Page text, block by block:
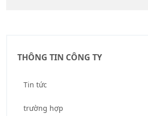
THÔNG TIN CÔNG TY
Tin tức
trường hợp